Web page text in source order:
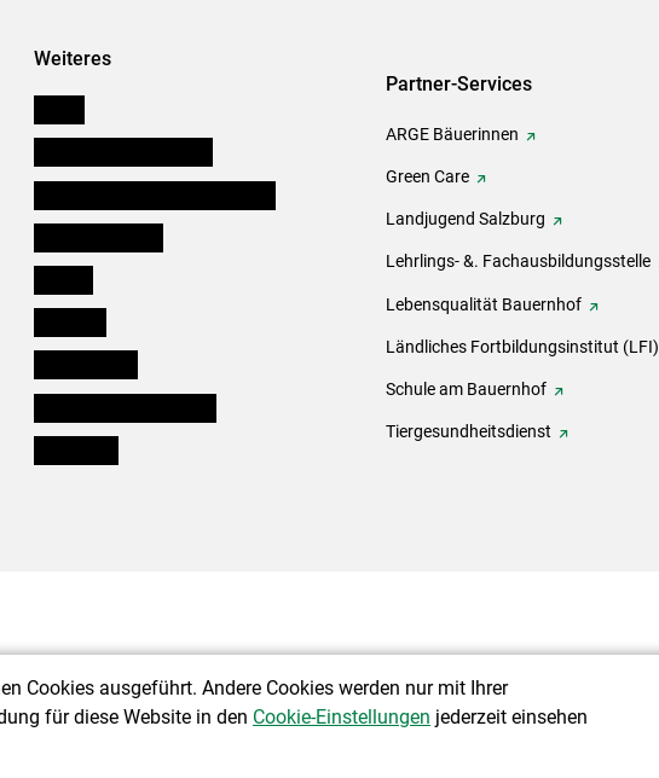
Weiteres
Partner-Services
ARGE Bäuerinnen
Green Care
Landjugend Salzburg
Lehrlings- &. Fachausbildungsstelle
Lebensqualität Bauernhof
Ländliches Fortbildungsinstitut (LFI)
Schule am Bauernhof
Tiergesundheitsdienst
Cookies ausgeführt. Andere Cookies werden nur mit Ihrer
für diese Website in den Cookie-Einstellungen jederzeit einsehen